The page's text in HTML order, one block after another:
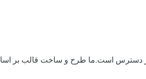
در دسترس است.ما طرح و ساخت قالب بر